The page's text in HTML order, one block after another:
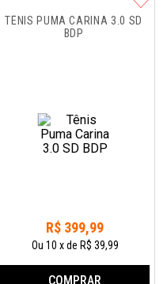
TÊNIS PUMA CARINA 3.0 SD
BDP
R$ 399,99
Ou 10 xde R$ 39,99
COMPRAR